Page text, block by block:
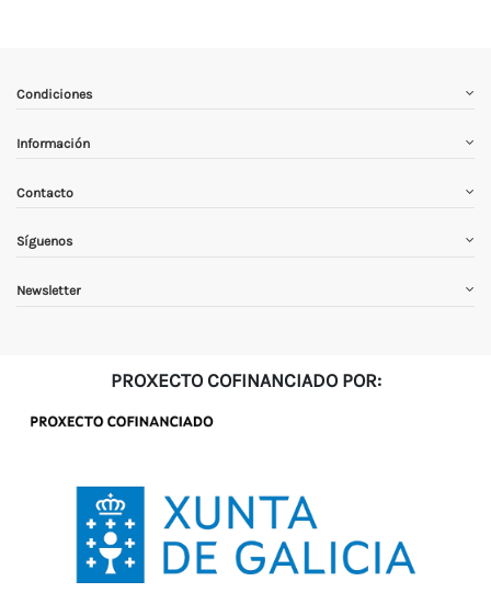
Condiciones
Información
Contacto
Síguenos
Newsletter
PROXECTO COFINANCIADO POR: